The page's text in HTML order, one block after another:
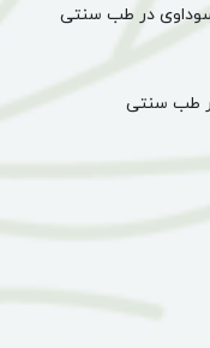
در طب سنتی
طب سنتی